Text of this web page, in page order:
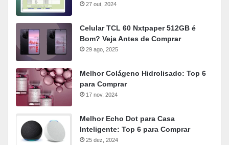
27 out, 2024
Celular TCL 60 Nxtpaper 512GB é
Bom? Veja Antes de Comprar
29 ago, 2025
Melhor Colágeno Hidrolisado: Top 6
para Comprar
17 nov, 2024
Melhor Echo Dot para Casa
Inteligente: Top 6 para Comprar
25 dez, 2024